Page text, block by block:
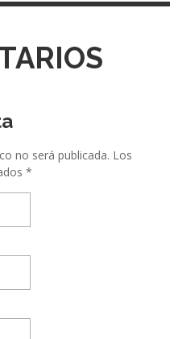
no será publicada. Los
*